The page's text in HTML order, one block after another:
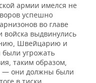
армии имелся не
успешно
во главе
войска выдвинулись
Швейцарию и
угрожать
таким образом,
— они должны были